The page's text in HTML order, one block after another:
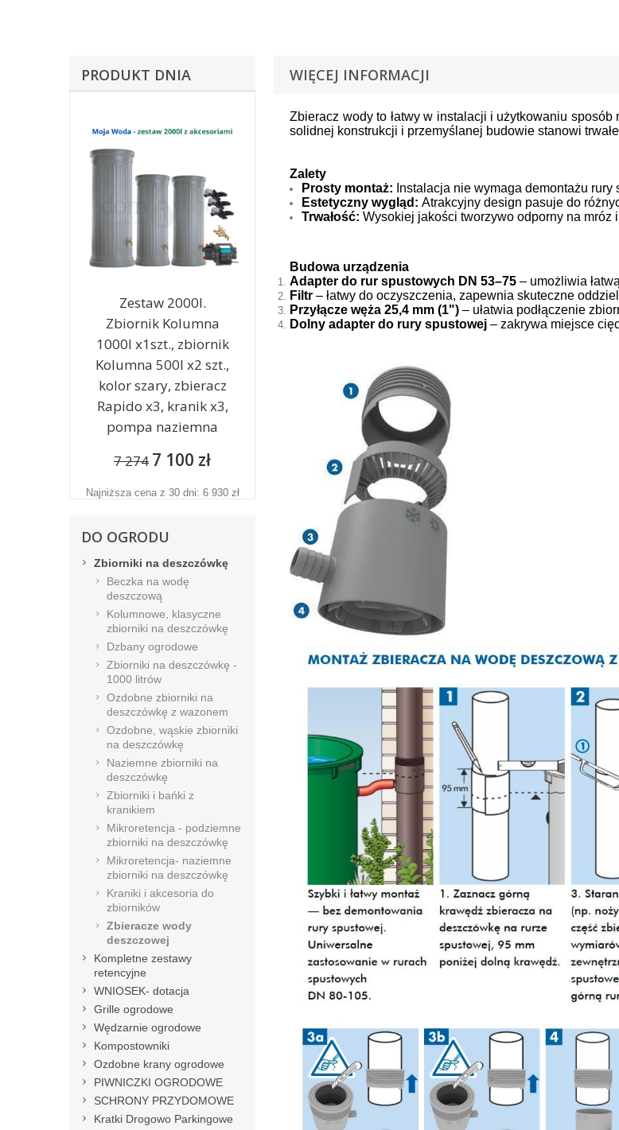
WIĘCEJ INFORMACJI
Zbieracz wody to łatwy w instalacji i użytkowaniu
solidnej konstrukcji i przemyślanej budowie stanowi
Zalety
Prosty montaż: Instalacja nie wymaga demontażu rury
Estetyczny wygląd: Atrakcyjny design pasuje do
Trwałość: Wysokiej jakości tworzywo odporny na mróz
Budowa urządzenia
Adapter do rur spustowych DN 53–75 – umożliwia
Filtr – łatwy do oczyszczenia, zapewnia skuteczne
Przyłącze węża 25,4 mm (1") – ułatwia podłączenie
Dolny adapter do rury spustowej – zakrywa miejsce
PRODUKT DNIA
Zestaw 2000l.
Zbiornik Kolumna
1000l x1szt., zbiornik
Kolumna 500l x2 szt.,
kolor szary, zbieracz
Rapido x3, kranik x3,
pompa naziemna
7 274 7 100 zł
Najniższa cena z 30 dni: 6 930 zł
DO OGRODU
Zbiorniki na deszczówkę
Beczka na wodę
deszczową
Kolumnowe, klasyczne
zbiorniki na deszczówkę
Dzbany ogrodowe
Zbiorniki na deszczówkę -
1000 litrów
Ozdobne zbiorniki na
deszczówkę z wazonem
Ozdobne, wąskie zbiorniki
na deszczówkę
Naziemne zbiorniki na
deszczówkę
Zbiorniki i bańki z
kranikiem
Mikroretencja - podziemne
zbiorniki na deszczówkę
Mikroretencja- naziemne
zbiorniki na deszczówkę
Kraniki i akcesoria do
zbiorników
Zbieracze wody
deszczowej
Kompletne zestawy
retencyjne
WNIOSEK- dotacja
Grille ogrodowe
Wędzarnie ogrodowe
Kompostowniki
Ozdobne krany ogrodowe
PIWNICZKI OGRODOWE
SCHRONY PRZYDOMOWE
Kratki Drogowo Parkingowe